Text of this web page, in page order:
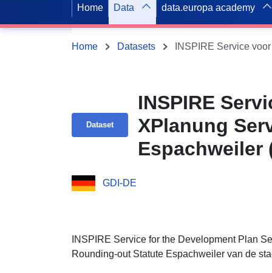
Home Data data.europa academy
Home Datasets
Dataset
INSPIRE
XPlanung
Espachweiler
GDI-DE
INSPIRE Service for the Development Plan
Rounding-out Statute Espachweiler van de